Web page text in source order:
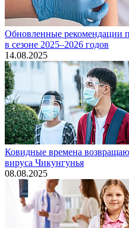
Обновленные рекомендации
в сезоне 2025–2026 годов
14.08.2025
Ковидные времена
вируса Чикунгунья
08.08.2025